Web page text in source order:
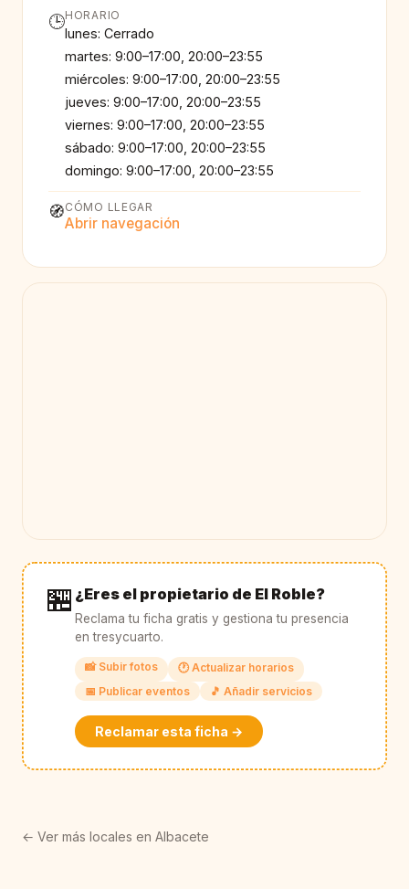
🕒HORARIO
lunes: Cerrado
martes: 9:00–17:00, 20:00–23:55
miércoles: 9:00–17:00, 20:00–23:55
jueves: 9:00–17:00, 20:00–23:55
viernes: 9:00–17:00, 20:00–23:55
sábado: 9:00–17:00, 20:00–23:55
domingo: 9:00–17:00, 20:00–23:55
🧭CÓMO LLEGAR
Abrir navegación
🏪 ¿Eres el propietario de El Roble?
Reclama tu ficha gratis y gestiona tu presencia
en tresycuarto.
📸 Subir fotos
🕐 Actualizar horarios
📅 Publicar eventos
🎵 Añadir servicios
Reclamar esta ficha →
← Ver más locales en Albacete